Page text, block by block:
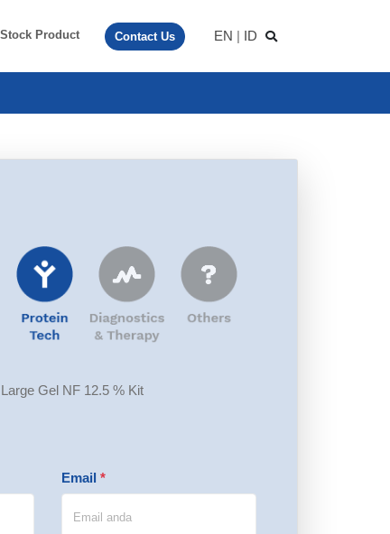
Stock Product Contact Us EN | ID
Gel NF 12.5 % Kit
Email *